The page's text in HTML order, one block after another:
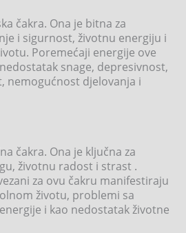
čakra. Ona je bitna za
i sigurnost, životnu energiju i
Poremećaji energije ove
snage, depresivnost,
nemogućnost djelovanja i
čakra. Ona je ključna za
životnu radost i strast .
za ovu čakru manifestiraju
životu, problemi sa
i kao nedostatak životne